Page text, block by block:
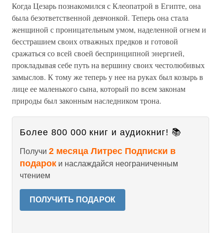
Когда Цезарь познакомился с Клеопатрой в Египте, она
была безответственной девчонкой. Теперь она стала
женщиной с проницательным умом, наделенной огнем и
бесстрашием своих отважных предков и готовой
сражаться со всей своей беспринципной энергией,
прокладывая себе путь на вершину своих честолюбивых
замыслов. К тому же теперь у нее на руках был козырь в
лице ее маленького сына, который по всем законам
природы был законным наследником трона.
Более 800 000 книг и аудиокниг! 📚
Получи 2 месяца Литрес Подписки в
подарок и наслаждайся неограниченным
чтением
ПОЛУЧИТЬ ПОДАРОК